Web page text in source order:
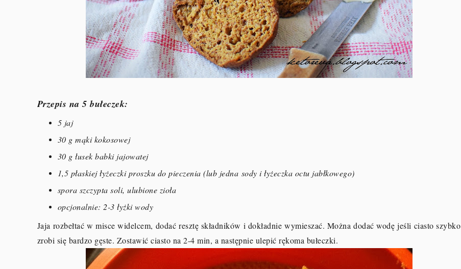
Przepis na 5 bułeczek:
5 jaj
30 g mąki kokosowej
30 g łusek babki jajowatej
1,5 płaskiej łyżeczki proszku do pieczenia (lub jedna sody i łyżeczka octu jabłkowego)
spora szczypta soli, ulubione zioła
opcjonalnie: 2-3 łyżki wody
Jaja rozbełtać w misce widelcem, dodać resztę składników i dokładnie wymieszać. Można dodać wodę jeśli ciasto szybko
zrobi się bardzo gęste. Zostawić ciasto na 2-4 min, a następnie ulepić rękoma bułeczki.